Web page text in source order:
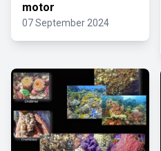
motor
07 September 2024